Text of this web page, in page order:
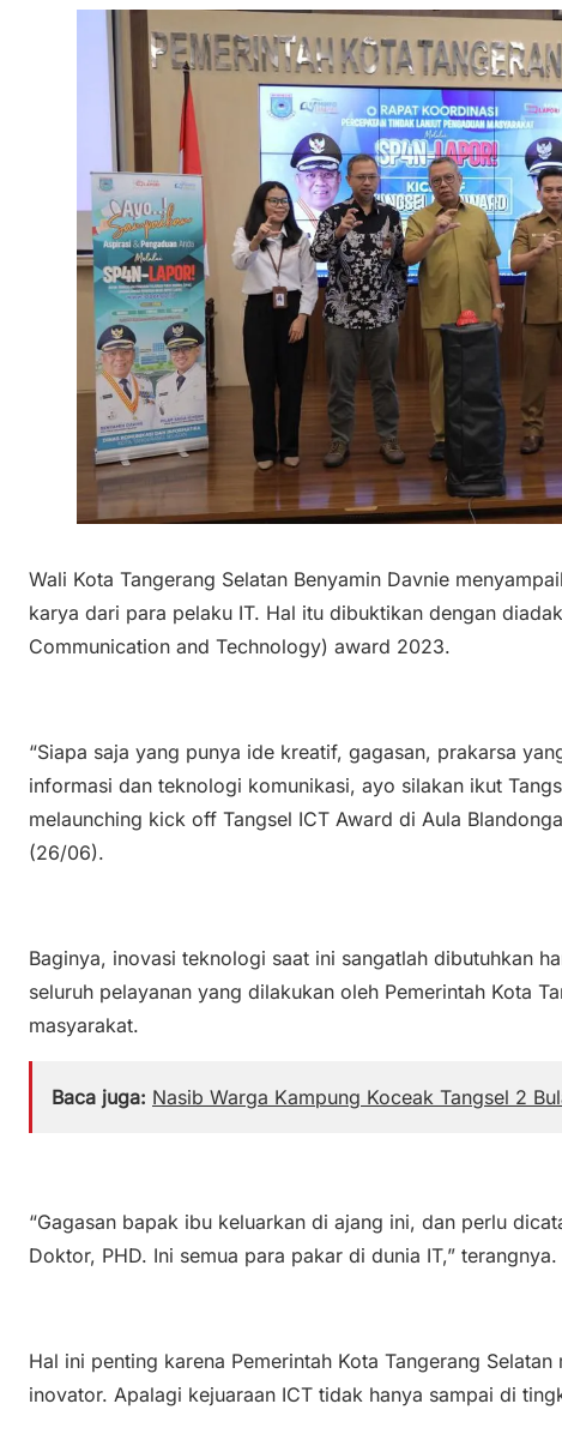
Wali Kota Tangerang Selatan Benyamin Davnie
karya dari para pelaku IT. Hal itu dibuktikan dengan
Communication and Technology) award 2023.
“Siapa saja yang punya ide kreatif, gagasan, prakarsa
informasi dan teknologi komunikasi, ayo silakan ikut
melaunching kick off Tangsel ICT Award di Aula
(26/06).
Baginya, inovasi teknologi saat ini sangatlah dibutuhkan
seluruh pelayanan yang dilakukan oleh Pemerintah Kota
masyarakat.
Baca juga: Nasib Warga Kampung Koceak Tangsel 2
“Gagasan bapak ibu keluarkan di ajang ini, dan perlu
Doktor, PHD. Ini semua para pakar di dunia IT,” terangnya.
Hal ini penting karena Pemerintah Kota Tangerang
inovator. Apalagi kejuaraan ICT tidak hanya sampai di